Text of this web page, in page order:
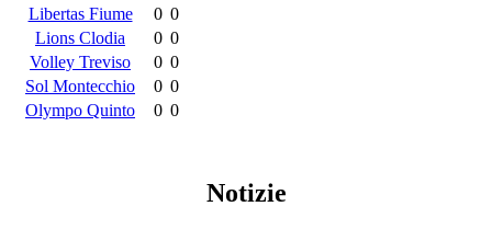
Libertas Fiume 0 0
Lions Clodia
0 0
Volley Treviso
0 0
Sol Montecchio
0 0
Olympo Quinto
0 0
Notizie